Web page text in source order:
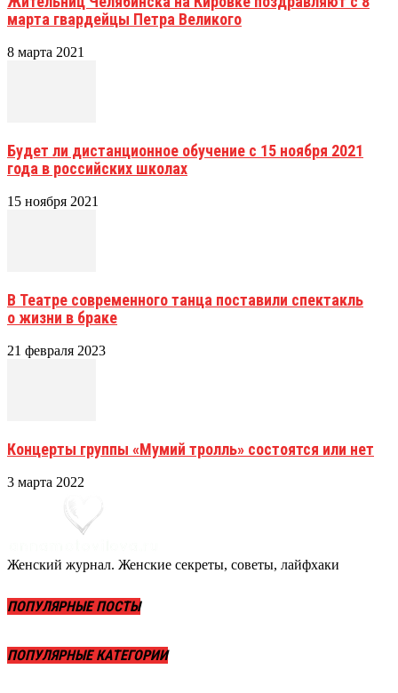
марта гвардейцы Петра Великого
8 марта 2021
Будет ли дистанционное обучение с 15 ноября 2021
года в российских школах
15 ноября 2021
В Театре современного танца поставили спектакль
о жизни в браке
21 февраля 2023
Концерты группы «Мумий тролль» состоятся или нет
3 марта 2022
Женский журнал. Женские секреты, советы, лайфхаки
ПОПУЛЯРНЫЕ ПОСТЫ
ПОПУЛЯРНЫЕ КАТЕГОРИИ